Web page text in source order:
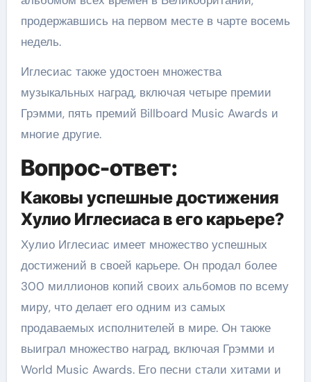
продержавшись на первом месте в чарте восемь
недель.
Иглесиас также удостоен множества
музыкальных наград, включая четыре премии
Грэмми, пять премий Billboard Music Awards и
многие другие.
Вопрос-ответ:
Каковы успешные достижения
Хулио Иглесиаса в его карьере?
Хулио Иглесиас имеет множество успешных
достижений в своей карьере. Он продал более
300 миллионов копий своих альбомов по всему
миру, что делает его одним из самых
продаваемых исполнителей в мире. Он также
выиграл множество наград, включая Грэмми и
World Music Awards. Его песни стали хитами и